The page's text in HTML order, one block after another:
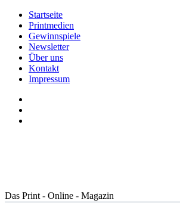
Startseite
Printmedien
Gewinnspiele
Newsletter
Über uns
Kontakt
Impressum
Das Print - Online - Magazin